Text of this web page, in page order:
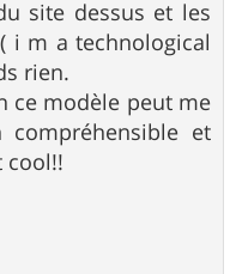
site dessus et les
i m a technological
rien.
ce modèle peut me
et
cool!!